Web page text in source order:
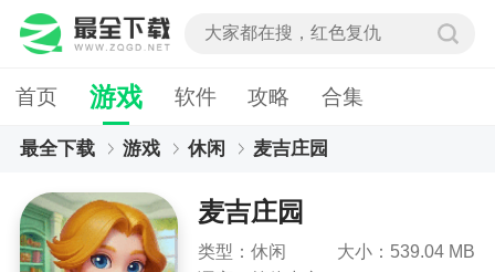
首页 游戏 软件 攻略 合集
最全下载 游戏 休闲 麦吉庄园
麦吉庄园
类型：休闲
大小：539.04 MB